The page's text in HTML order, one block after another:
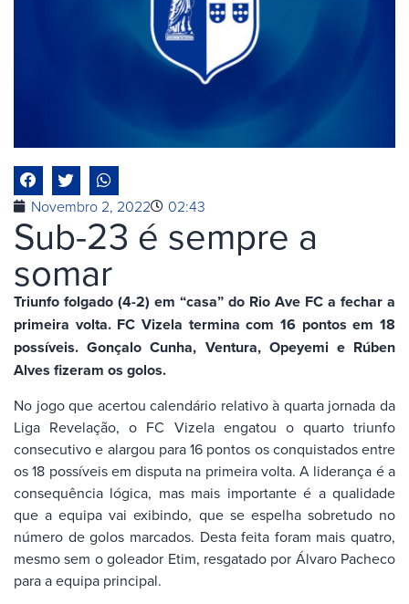
Novembro 2, 2022 02:43
Sub-23 é sempre a
somar
Triunfo folgado (4-2) em “casa” do Rio Ave FC a fechar a
primeira volta. FC Vizela termina com 16 pontos em 18
possíveis. Gonçalo Cunha, Ventura, Opeyemi e Rúben
Alves fizeram os golos.
No jogo que acertou calendário relativo à quarta jornada da
Liga Revelação, o FC Vizela engatou o quarto triunfo
consecutivo e alargou para 16 pontos os conquistados entre
os 18 possíveis em disputa na primeira volta. A liderança é a
consequência lógica, mas mais importante é a qualidade
que a equipa vai exibindo, que se espelha sobretudo no
número de golos marcados. Desta feita foram mais quatro,
mesmo sem o goleador Etim, resgatado por Álvaro Pacheco
para a equipa principal.